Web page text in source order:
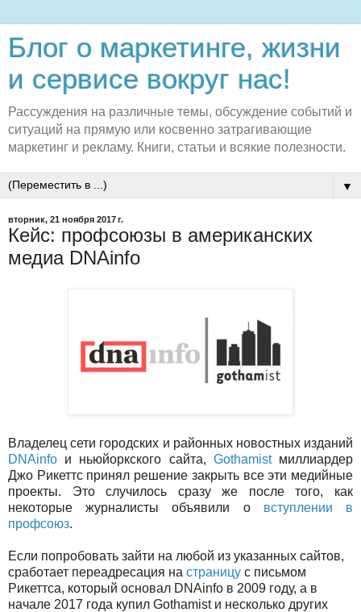
Блог о маркетинге, жизни
и сервисе вокруг нас!
Рассуждения на различные темы, обсуждение событий и
ситуаций на прямую или косвенно затрагивающие
маркетинг и рекламу. Книги, статьи и всякие полезности.
▼
вторник, 21 ноября 2017 г.
Кейс: профсоюзы в американских
медиа DNAinfo
Владелец сети городских и районных новостных изданий
DNAinfo и ньюйоркского сайта, Gothamistмиллиардер
Джо Рикеттс принял решение закрыть все эти медийные
проекты. Это случилось сразу же после того, как
некоторые журналисты объявили о вступлении в
профсоюз.
Если попробовать зайти на любой из указанных сайтов,
сработает переадресация на страницу с письмом
Рикеттса, который основал DNAinfo в 2009 году, а в
начале 2017 года купил Gothamist и несколько других